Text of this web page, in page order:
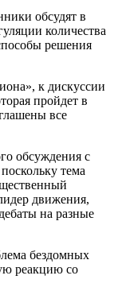
обсудят в
количества
решения
к дискуссии
пройдет в
все
обсуждения с
тема
движения,
на разные
бездомных
реакцию со